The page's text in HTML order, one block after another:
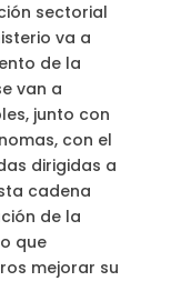
sectorial
va a
de la
van a
junto con
con el
dirigidas a
cadena
de la
que
mejorar su